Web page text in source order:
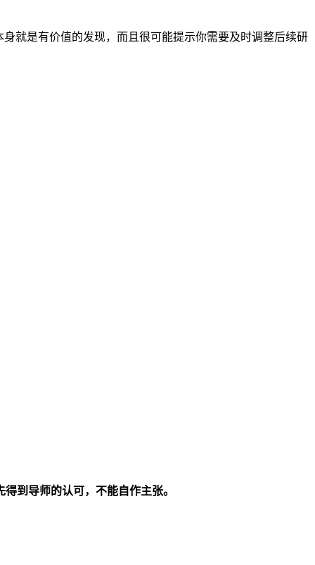
就是有价值的发现，而且很可能提示你需要及时调整后续研
到导师的认可，不能自作主张。